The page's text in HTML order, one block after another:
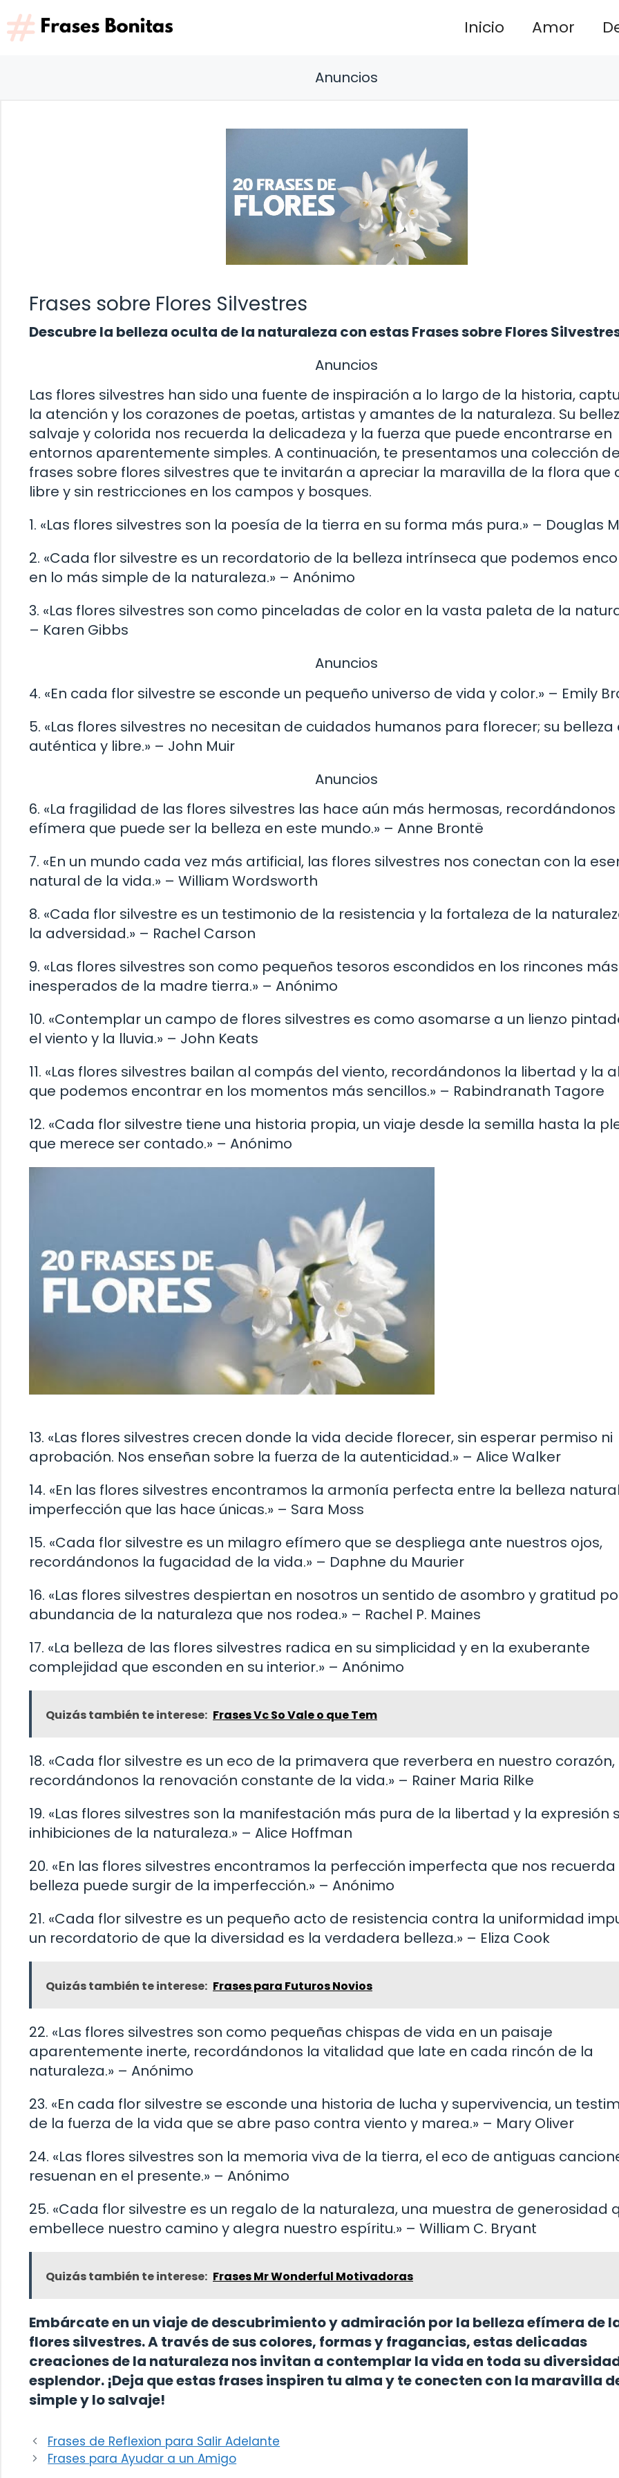
Saltar
al
contenido
Inicio Amor
Anuncios
Frases sobre Flores Silvestres
Descubre la belleza oculta de la naturaleza con estas Frases sobre Flores
Anuncios
Las flores silvestres han sido una fuente de inspiración a lo largo de la historia,
la atención y los corazones de poetas, artistas y amantes de la naturaleza. Su
salvaje y colorida nos recuerda la delicadeza y la fuerza que puede encontrarse en
entornos aparentemente simples. A continuación, te presentamos una colección
frases sobre flores silvestres que te invitarán a apreciar la maravilla de la flora que
libre y sin restricciones en los campos y bosques.
1. «Las flores silvestres son la poesía de la tierra en su forma más pura.» – Douglas
2. «Cada flor silvestre es un recordatorio de la belleza intrínseca que podemos
en lo más simple de la naturaleza.» – Anónimo
3. «Las flores silvestres son como pinceladas de color en la vasta paleta de la
– Karen Gibbs
Anuncios
4. «En cada flor silvestre se esconde un pequeño universo de vida y color.» – Emily
5. «Las flores silvestres no necesitan de cuidados humanos para florecer; su belleza
auténtica y libre.» – John Muir
Anuncios
6. «La fragilidad de las flores silvestres las hace aún más hermosas, recordándonos
efímera que puede ser la belleza en este mundo.» – Anne Brontë
7. «En un mundo cada vez más artificial, las flores silvestres nos conectan con la
natural de la vida.» – William Wordsworth
8. «Cada flor silvestre es un testimonio de la resistencia y la fortaleza de la
la adversidad.» – Rachel Carson
9. «Las flores silvestres son como pequeños tesoros escondidos en los rincones más
inesperados de la madre tierra.» – Anónimo
10. «Contemplar un campo de flores silvestres es como asomarse a un lienzo
el viento y la lluvia.» – John Keats
11. «Las flores silvestres bailan al compás del viento, recordándonos la libertad y la
que podemos encontrar en los momentos más sencillos.» – Rabindranath Tagore
12. «Cada flor silvestre tiene una historia propia, un viaje desde la semilla hasta la
que merece ser contado.» – Anónimo
13. «Las flores silvestres crecen donde la vida decide florecer, sin esperar permiso ni
aprobación. Nos enseñan sobre la fuerza de la autenticidad.» – Alice Walker
14. «En las flores silvestres encontramos la armonía perfecta entre la belleza
imperfección que las hace únicas.» – Sara Moss
15. «Cada flor silvestre es un milagro efímero que se despliega ante nuestros ojos,
recordándonos la fugacidad de la vida.» – Daphne du Maurier
16. «Las flores silvestres despiertan en nosotros un sentido de asombro y gratitud
abundancia de la naturaleza que nos rodea.» – Rachel P. Maines
17. «La belleza de las flores silvestres radica en su simplicidad y en la exuberante
complejidad que esconden en su interior.» – Anónimo
Quizás también te interese: Frases Vc So Vale o que Tem
18. «Cada flor silvestre es un eco de la primavera que reverbera en nuestro corazón,
recordándonos la renovación constante de la vida.» – Rainer Maria Rilke
19. «Las flores silvestres son la manifestación más pura de la libertad y la expresión
inhibiciones de la naturaleza.» – Alice Hoffman
20. «En las flores silvestres encontramos la perfección imperfecta que nos
belleza puede surgir de la imperfección.» – Anónimo
21. «Cada flor silvestre es un pequeño acto de resistencia contra la uniformidad
un recordatorio de que la diversidad es la verdadera belleza.» – Eliza Cook
Quizás también te interese: Frases para Futuros Novios
22. «Las flores silvestres son como pequeñas chispas de vida en un paisaje
aparentemente inerte, recordándonos la vitalidad que late en cada rincón de la
naturaleza.» – Anónimo
23. «En cada flor silvestre se esconde una historia de lucha y supervivencia, un
de la fuerza de la vida que se abre paso contra viento y marea.» – Mary Oliver
24. «Las flores silvestres son la memoria viva de la tierra, el eco de antiguas
resuenan en el presente.» – Anónimo
25. «Cada flor silvestre es un regalo de la naturaleza, una muestra de generosidad
embellece nuestro camino y alegra nuestro espíritu.» – William C. Bryant
Quizás también te interese: Frases Mr Wonderful Motivadoras
Embárcate en un viaje de descubrimiento y admiración por la belleza efímera de
flores silvestres. A través de sus colores, formas y fragancias, estas delicadas
creaciones de la naturaleza nos invitan a contemplar la vida en toda su
esplendor. ¡Deja que estas frases inspiren tu alma y te conecten con la maravilla
simple y lo salvaje!
Frases de Reflexion para Salir Adelante
Frases para Ayudar a un Amigo